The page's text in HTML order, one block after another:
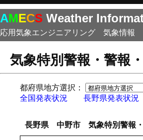
AMECS Weather
応用気象エンジニアリング 気象情報
気象特別警報・警報
都府県地方選択：
全国発表状況
長野県発表状況
長野県 中野市 気象特別警報・